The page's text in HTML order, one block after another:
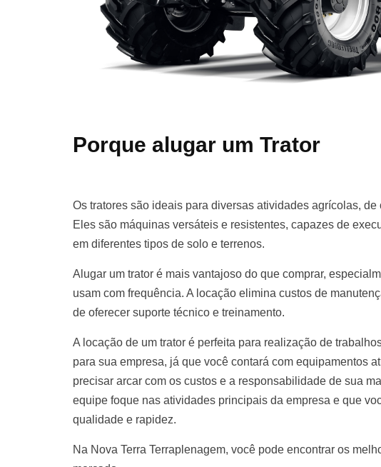
Porque alugar um Trator
Os tratores são ideais para diversas atividades agrícolas,
Eles são máquinas versáteis e resistentes, capazes de
em diferentes tipos de solo e terrenos.
Alugar um trator é mais vantajoso do que comprar,
usam com frequência. A locação elimina custos de
de oferecer suporte técnico e treinamento.
A locação de um trator é perfeita para realização de
para sua empresa, já que você contará com equipamentos
precisar arcar com os custos e a responsabilidade de sua
equipe foque nas atividades principais da empresa e que
qualidade e rapidez.
Na Nova Terra Terraplenagem, você pode encontrar os